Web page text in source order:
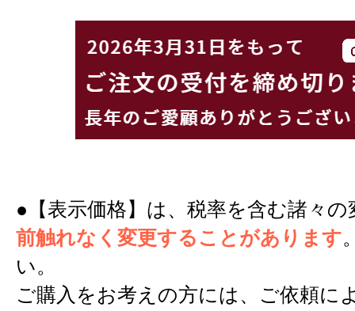
●【表示価格】は、税率を含む諸々
前触れなく変更することがあります
い。
ご購入をお考えの方には、ご依頼に